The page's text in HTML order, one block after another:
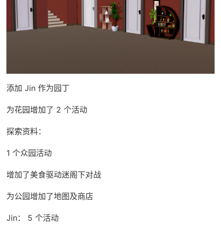
添加 Jin 作为园丁
为花园增加了 2 个活动
探索资料：
1 个众园活动
增加了美食驱动迷阁下对战
为公园增加了地图及商店
Jin： 5 个活动